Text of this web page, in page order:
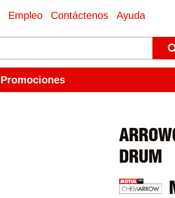
Empleo Contáctenos Ayuda
Promociones
DRUM